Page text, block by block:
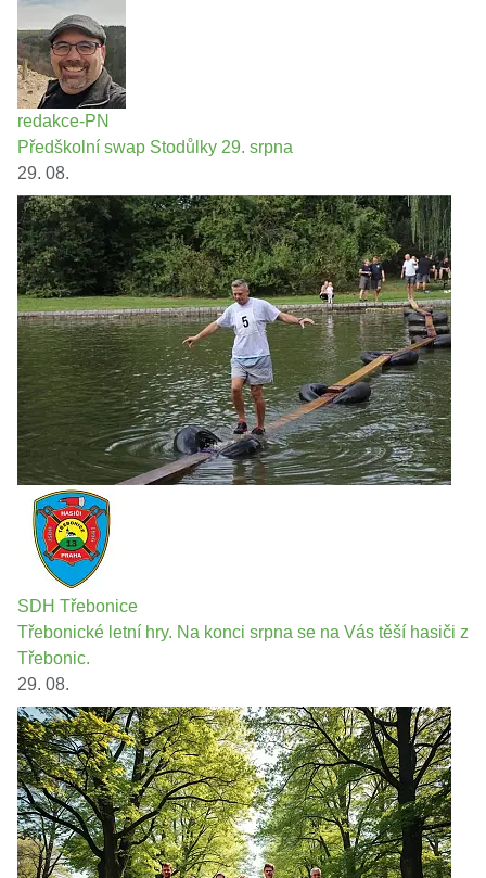
redakce-PN
Předškolní swap Stodůlky 29. srpna
29. 08.
SDH Třebonice
Třebonické letní hry. Na konci srpna se na Vás těší hasiči z
Třebonic.
29. 08.